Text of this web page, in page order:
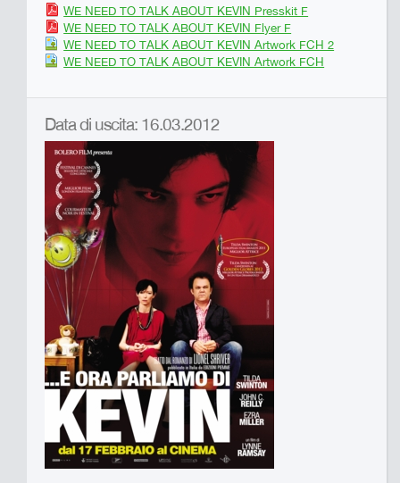
WE NEED TO TALK ABOUT KEVIN Presskit F
WE NEED TO TALK ABOUT KEVIN Flyer F
WE NEED TO TALK ABOUT KEVIN Artwork FCH 2
WE NEED TO TALK ABOUT KEVIN Artwork FCH
Data di uscita: 16.03.2012